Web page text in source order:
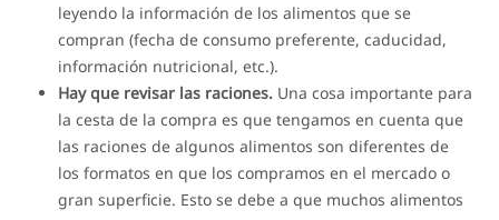
leyendo la información de los alimentos que se
compran (fecha de consumo preferente, caducidad,
información nutricional, etc.).
Hay que revisar las raciones. Una cosa importante para
la cesta de la compra es que tengamos en cuenta que
las raciones de algunos alimentos son diferentes de
los formatos en que los compramos en el mercado o
gran superficie. Esto se debe a que muchos alimentos